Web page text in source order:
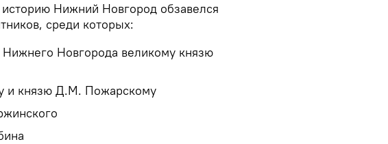
Нижний Новгород обзавелся
среди которых:
Новгорода великому князю
и князю Д.М. Пожарскому